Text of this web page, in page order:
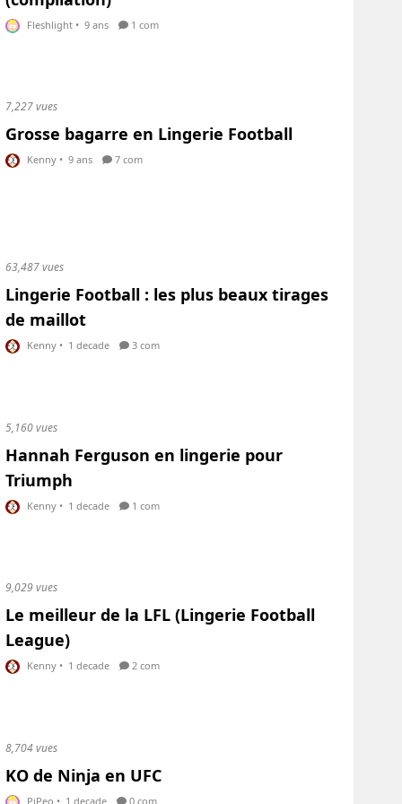
Fleshlight • 9 ans 1 com
7,227 vues
Grosse bagarre en Lingerie Football
Kenny • 9 ans 7 com
63,487 vues
Lingerie Football : les plus beaux tirages
de maillot
Kenny • 1 decade 3 com
5,160 vues
Hannah Ferguson en lingerie pour
Triumph
Kenny • 1 decade 1 com
9,029 vues
Le meilleur de la LFL (Lingerie Football
League)
Kenny • 1 decade 2 com
8,704 vues
KO de Ninja en UFC
PiPeo • 1 decade 0 com